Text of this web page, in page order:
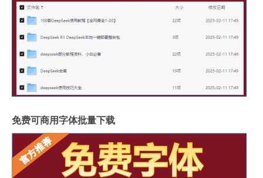
免费可商用字体批量下载